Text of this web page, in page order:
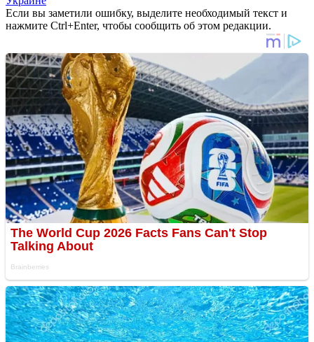
Если вы заметили ошибку, выделите необходимый текст и
нажмите Ctrl+Enter, чтобы сообщить об этом редакции.